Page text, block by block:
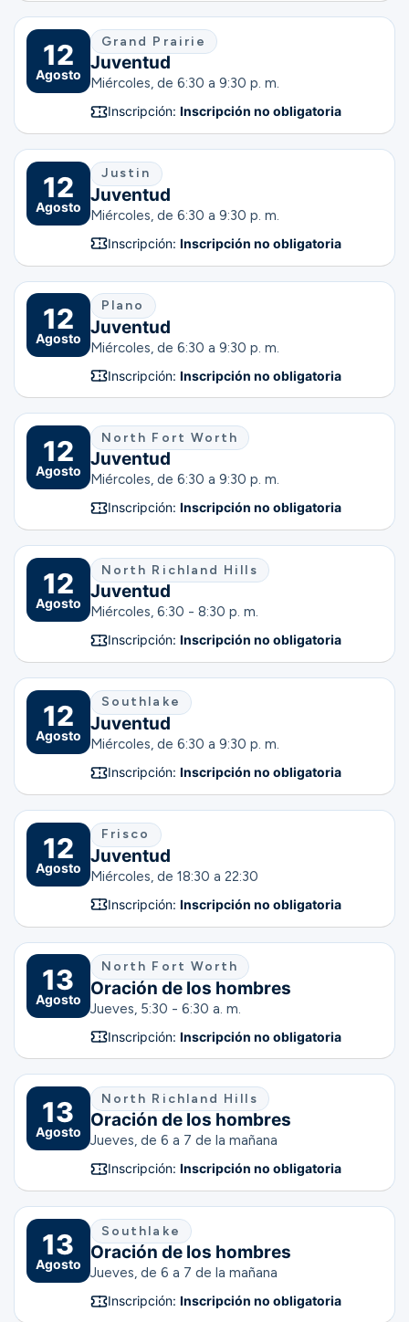
12
Agosto
Grand Prairie
Juventud
Miércoles, de 6:30 a 9:30 p. m.
Inscripción: Inscripción no obligatoria
12
Agosto
Justin
Juventud
Miércoles, de 6:30 a 9:30 p. m.
Inscripción: Inscripción no obligatoria
12
Agosto
Plano
Juventud
Miércoles, de 6:30 a 9:30 p. m.
Inscripción: Inscripción no obligatoria
12
Agosto
North Fort Worth
Juventud
Miércoles, de 6:30 a 9:30 p. m.
Inscripción: Inscripción no obligatoria
12
Agosto
North Richland Hills
Juventud
Miércoles, 6:30 - 8:30 p. m.
Inscripción: Inscripción no obligatoria
12
Agosto
Southlake
Juventud
Miércoles, de 6:30 a 9:30 p. m.
Inscripción: Inscripción no obligatoria
12
Agosto
Frisco
Juventud
Miércoles, de 18:30 a 22:30
Inscripción: Inscripción no obligatoria
13
Agosto
North Fort Worth
Oración de los hombres
Jueves, 5:30 - 6:30 a. m.
Inscripción: Inscripción no obligatoria
13
Agosto
North Richland Hills
Oración de los hombres
Jueves, de 6 a 7 de la mañana
Inscripción: Inscripción no obligatoria
13
Agosto
Southlake
Oración de los hombres
Jueves, de 6 a 7 de la mañana
Inscripción: Inscripción no obligatoria